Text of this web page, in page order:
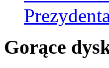
Gorące